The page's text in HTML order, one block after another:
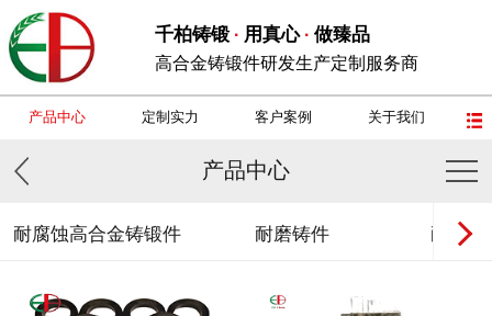
千柏铸锻· 用真心· 做臻品
高合金铸锻件研发生产定制服务商
产品中心 定制实力 客户案例 关于我们
产品中心
耐腐蚀高合金铸锻件 耐磨铸件 耐热钢